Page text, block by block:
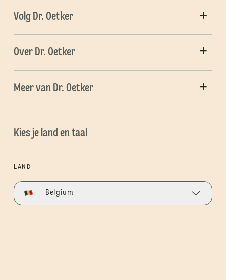
Volg Dr. Oetker
Over Dr. Oetker
Meer van Dr. Oetker
Kies je land en taal
LAND
Belgium